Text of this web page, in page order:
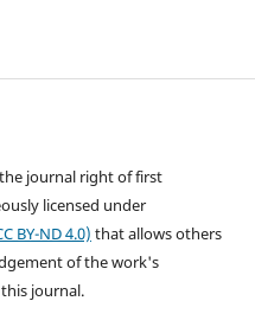
journal right of first
licensed under
BY-ND 4.0) that allows others
of the work's
journal.